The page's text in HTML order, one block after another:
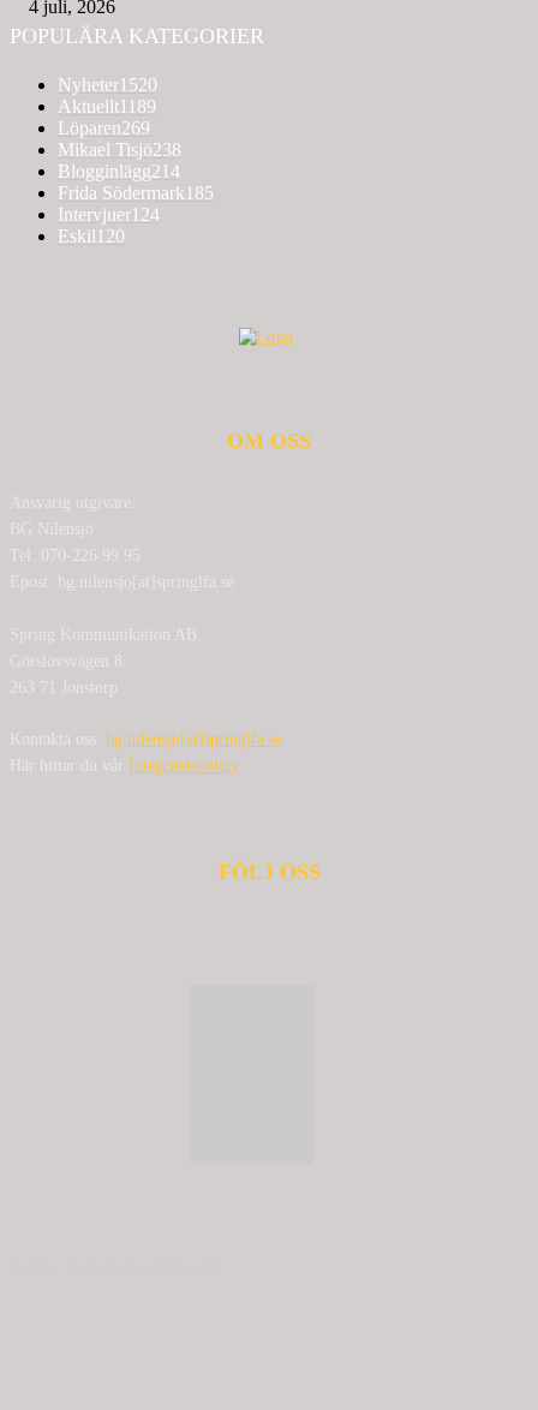
4 juli, 2026
POPULÄRA KATEGORIER
Nyheter1520
Aktuellt1189
Löparen269
Mikael Tisjö238
Blogginlägg214
Frida Södermark185
Intervjuer124
Eskil120
OM OSS
Ansvarig utgivare:
BG Nilensjö
Tel: 070-226 99 95
Epost: bg.nilensjo[at]springlfa.se
Spring Kommunikation AB
Görslövsvägen 8
263 71 Jonstorp
Kontakta oss: bg.nilensjo[at]springlfa.se
Här hittar du vår Integritetspolicy
FÖLJ OSS